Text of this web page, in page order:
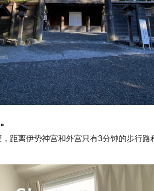
距离伊势神宫和外宫只有3分钟的步行路